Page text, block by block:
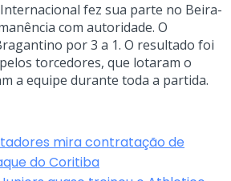
fez sua parte no Beira-
com autoridade. O
por 3 a 1. O resultado foi
torcedores, que lotaram o
a equipe durante toda a partida.
mira contratação de
do Coritiba